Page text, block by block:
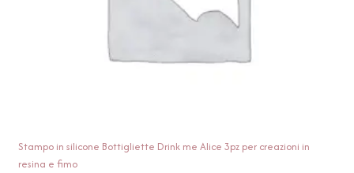
Stampo in silicone Bottigliette Drink me Alice 3pz per creazioni in
resina e fimo